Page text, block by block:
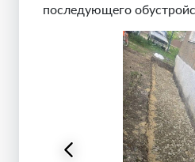
последующего